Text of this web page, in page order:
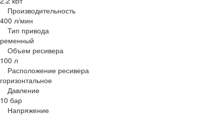
Производительность
400 л/мин
Тип привода
ременный
Объем ресивера
100 л
Расположение ресивера
горизонтальное
Давление
10 бар
Напряжение